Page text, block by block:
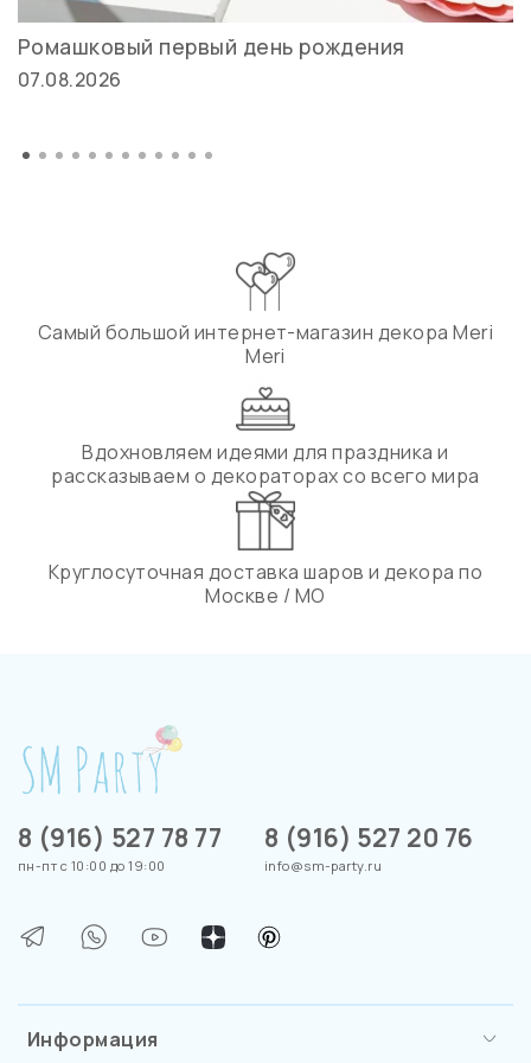
Ромашковый первый день рождения
07.08.2026
Самый большой интернет-магазин декора Meri
Meri
Вдохновляем идеями для праздника и
рассказываем о декораторах со всего мира
Круглосуточная доставка шаров и декора по
Москве / МО
Информация
8 (916) 527 78 77
пн-пт с 10:00 до 19:00
8 (916) 527 20 76
info@sm-party.ru